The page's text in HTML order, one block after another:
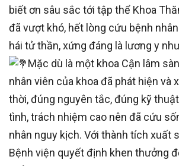
biết ơn sâu sắc tới tập thể Khoa
đã vượt khó, hết lòng cứu bệnh
hái tử thần, xứng đáng là lương y
Mặc dù là một khoa Cận lâm
nhân viên của khoa đã phát hiện và
thời, đúng nguyên tắc, đúng kỹ
tình, trách nhiệm cao nên đã cứu
nhân nguy kịch. Với thành tích xuất
Bệnh viện quyết định khen thưởng